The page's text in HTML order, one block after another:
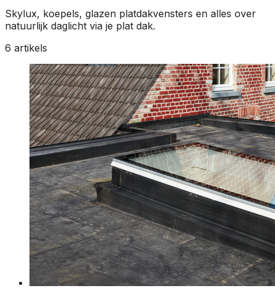
Skylux, koepels, glazen platdakvensters en alles over
natuurlijk daglicht via je plat dak.
6 artikels